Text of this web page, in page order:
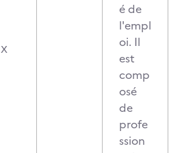
X
é de
l'empl
oi. Il
est
comp
osé
de
profe
ssion